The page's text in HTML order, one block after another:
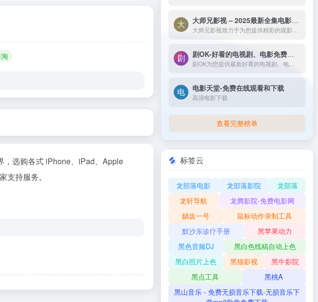
，选购各式 iPhone、iPad、Apple
支持服务。
大师兄影视 – 2025最新全集电影电视剧_高清短剧视频免费在线观看-大师兄影视致力于为您提供精彩的观影选择，包括热门电影、电视剧、短剧、最新综艺节目和经典动漫。我们实时更新影片，确保您能享受最新、最全面的在线电影免费观看，更多高清资源尽在大师兄影院网。
剧OK-好看的电视剧、电影免费在线播放
电影天堂-免费在线观看和下载
高清电影下载
查看完整榜单
标签云
龙部落电影 龙部落影院
龙部落
龙轩导航
龙腾影院-免费电影网
龋齿一号
鼠标动作录制工具
默沙东诊疗手册
黑苹果动力
黑色音频DJ
黑白色线稿自动上色
黑白照片上色
黑猫影视
黑牛影院
黑点工具
黑桃A
黑山音乐 - 免费无损音乐下载-无损音乐下